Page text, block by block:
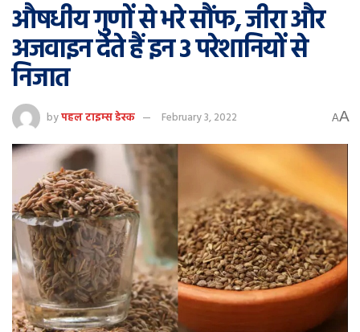
औषधीय गुणों से भरे सौंफ, जीरा और
अजवाइन देते हैं इन 3 परेशानियों से
निजात
byपहल टाइम्स डेस्क February 3, 2022 AA